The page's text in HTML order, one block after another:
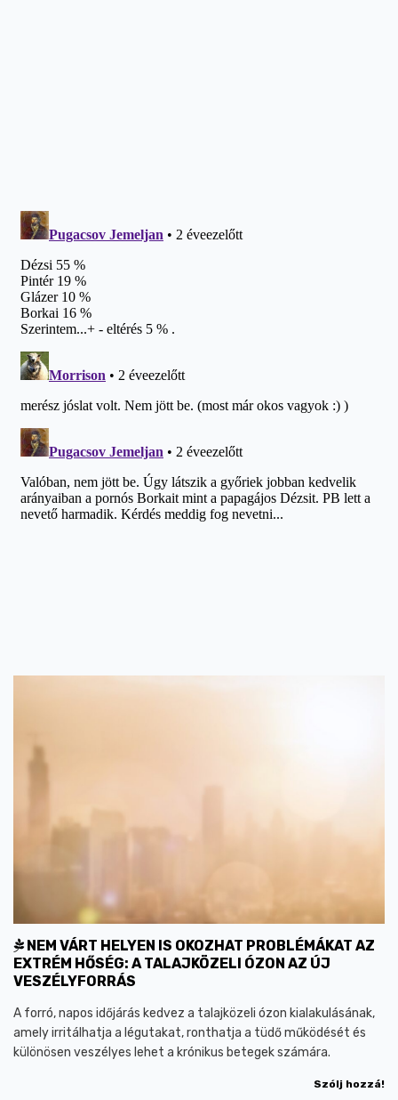
NEM VÁRT HELYEN IS OKOZHAT PROBLÉMÁKAT AZ
EXTRÉM HŐSÉG: A TALAJKÖZELI ÓZON AZ ÚJ
VESZÉLYFORRÁS
A forró, napos időjárás kedvez a talajközeli ózon kialakulásának,
amely irritálhatja a légutakat, ronthatja a tüdő működését és
különösen veszélyes lehet a krónikus betegek számára.
Szólj hozzá!